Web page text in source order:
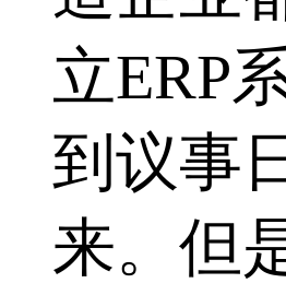
立ERP
到议事
来。但